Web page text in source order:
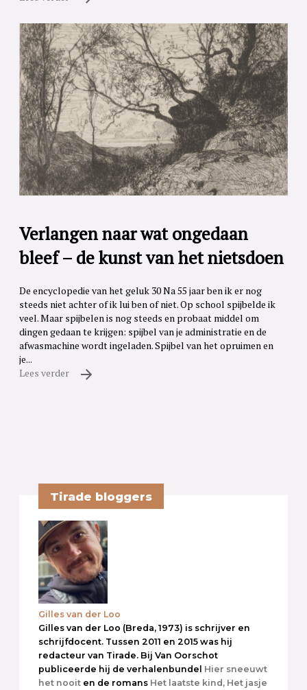
Verlangen naar wat ongedaan
bleef – de kunst van het nietsdoen
De encyclopedie van het geluk 30 Na 55 jaar ben ik er nog
steeds niet achter of ik lui ben of niet. Op school spijbelde ik
veel. Maar spijbelen is nog steeds en probaat middel om
dingen gedaan te krijgen: spijbel van je administratie en de
afwasmachine wordt ingeladen. Spijbel van het opruimen en
je...
Lees verder
Tirade bloggers
Gilles van der Loo
Gilles van der Loo (Breda, 1973) is schrijver en
schrijfdocent. Tussen 2011 en 2015 was hij
redacteur van Tirade. Bij Van Oorschot
publiceerde hij de verhalenbundel Hier sneeuwt
het nooit en de romans Het laatste kind, Het jasje